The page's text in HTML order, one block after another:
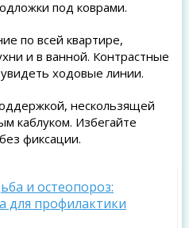
под коврами.
по всей квартире,
и в ванной. Контрастные
ходовые линии.
нескользящей
каблуком. Избегайте
фиксации.
и остеопороз:
для профилактики